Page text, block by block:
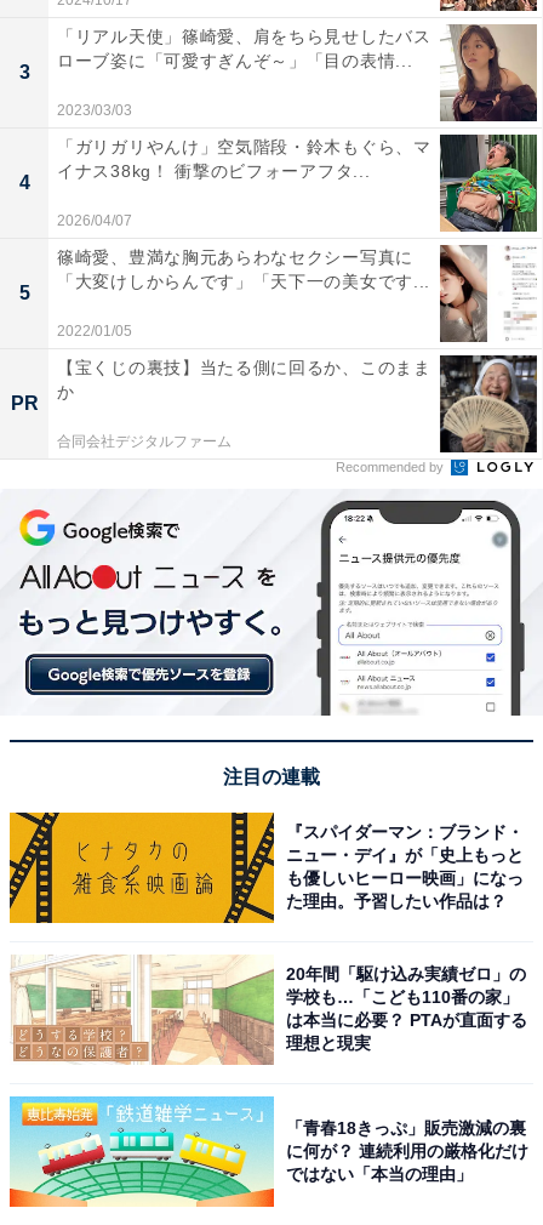
3
「リアル天使」篠崎愛、肩をちら見せしたバス
ローブ姿に「可愛すぎんぞ～」「目の表情...
2023/03/03
4
「ガリガリやんけ」空気階段・鈴木もぐら、マ
イナス38kg！ 衝撃のビフォーアフタ...
2026/04/07
5
篠崎愛、豊満な胸元あらわなセクシー写真に
「大変けしからんです」「天下一の美女です...
2022/01/05
PR
【宝くじの裏技】当たる側に回るか、このまま
か
合同会社デジタルファーム
Recommended by
注目の連載
『スパイダーマン：ブランド・
ニュー・デイ』が「史上もっと
も優しいヒーロー映画」になっ
た理由。予習したい作品は？
20年間「駆け込み実績ゼロ」の
学校も…「こども110番の家」
は本当に必要？ PTAが直面する
理想と現実
「青春18きっぷ」販売激減の裏
に何が？ 連続利用の厳格化だけ
ではない「本当の理由」